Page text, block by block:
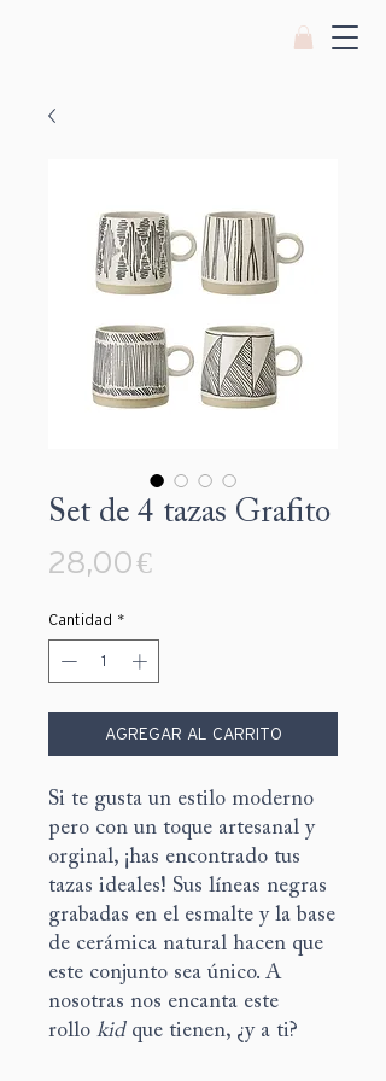
Set de 4 tazas Grafito
28,00 €Precio
Cantidad *
AGREGAR AL CARRITO
Si te gusta un estilo moderno
pero con un toque artesanal y
orginal, ¡has encontrado tus
tazas ideales! Sus líneas negras
grabadas en el esmalte y la base
de cerámica natural hacen que
este conjunto sea único. A
nosotras nos encanta este
rollo kid que tienen, ¿y a ti?